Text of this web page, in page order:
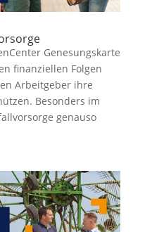
Genesungskarte
finanziellen Folgen
Arbeitgeber ihre
Besonders im
genauso